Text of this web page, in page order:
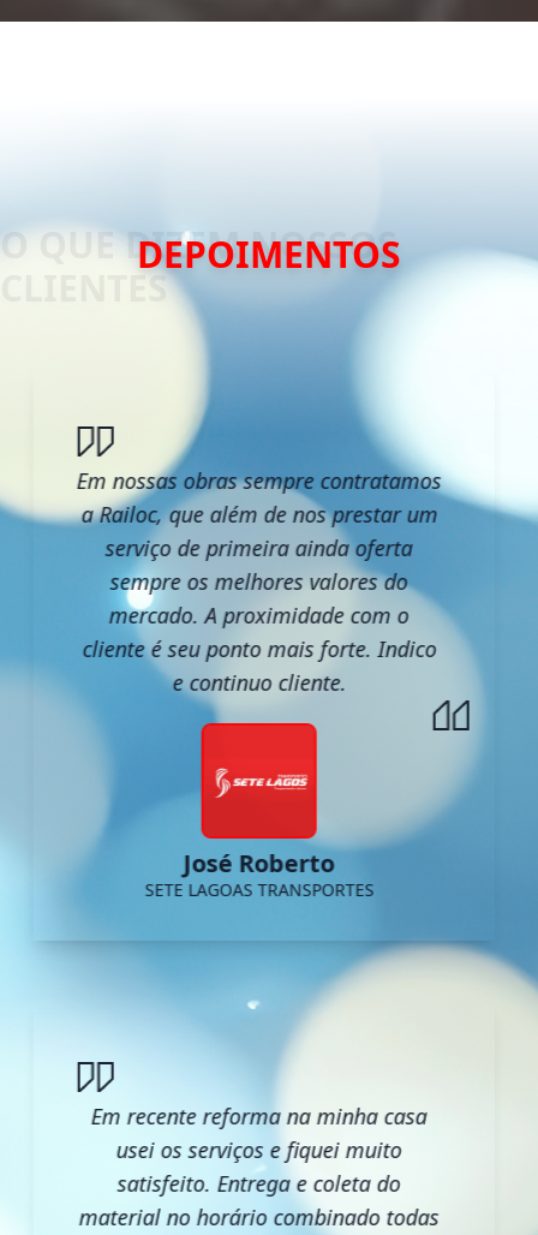
DEPOIMENTOS
Em nossas obras sempre contratamos
a Railoc, que além de nos prestar um
serviço de primeira ainda oferta
sempre os melhores valores do
mercado. A proximidade com o
cliente é seu ponto mais forte. Indico
e continuo cliente.
José Roberto
SETE LAGOAS TRANSPORTES
Em recente reforma na minha casa
usei os serviços e fiquei muito
satisfeito. Entrega e coleta do
material no horário combinado todas